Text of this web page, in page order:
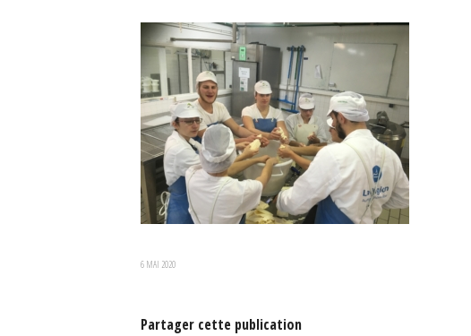
6 MAI 2020
Partager cette publication